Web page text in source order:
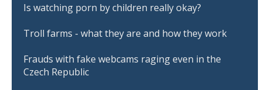
Is watching porn by children really okay?
Troll farms - what they are and how they work
Frauds with fake webcams raging even in the
Czech Republic